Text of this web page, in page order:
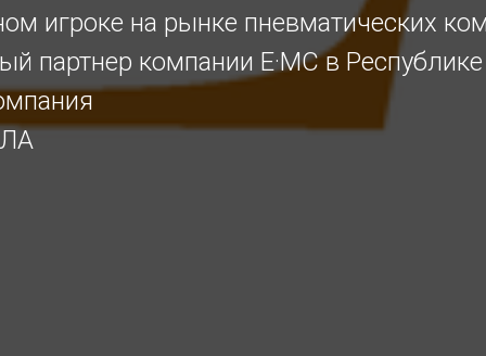
игроке на рынке пневматических
партнер компании E·MC в